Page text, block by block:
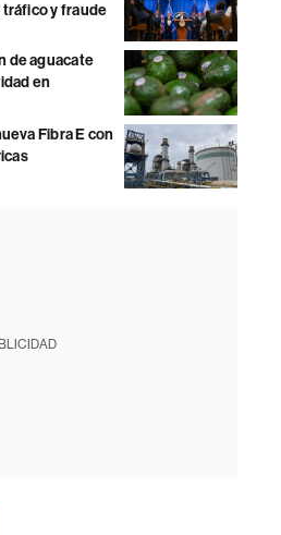
tráfico y fraude
de aguacate
en
Fibra E con